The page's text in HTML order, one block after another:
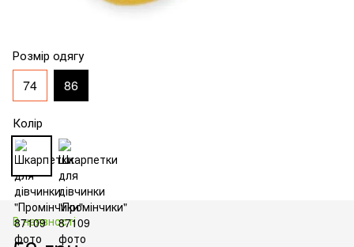
Розмір одягу
74 86
Колір
В наявності